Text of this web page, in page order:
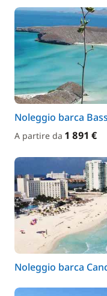
Noleggio barca
A partire da 1 891 €
Noleggio barca